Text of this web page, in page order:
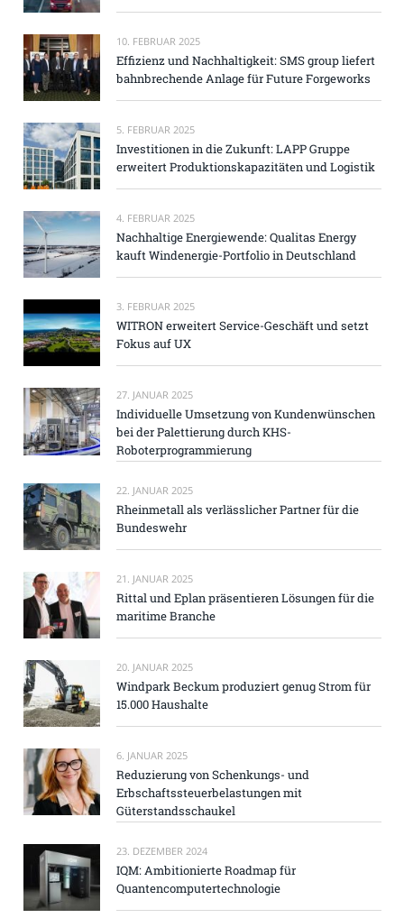
10. FEBRUAR 2025
Effizienz und Nachhaltigkeit: SMS group liefert
bahnbrechende Anlage für Future Forgeworks
5. FEBRUAR 2025
Investitionen in die Zukunft: LAPP Gruppe
erweitert Produktionskapazitäten und Logistik
4. FEBRUAR 2025
Nachhaltige Energiewende: Qualitas Energy
kauft Windenergie-Portfolio in Deutschland
3. FEBRUAR 2025
WITRON erweitert Service-Geschäft und setzt
Fokus auf UX
27. JANUAR 2025
Individuelle Umsetzung von Kundenwünschen
bei der Palettierung durch KHS-
Roboterprogrammierung
22. JANUAR 2025
Rheinmetall als verlässlicher Partner für die
Bundeswehr
21. JANUAR 2025
Rittal und Eplan präsentieren Lösungen für die
maritime Branche
20. JANUAR 2025
Windpark Beckum produziert genug Strom für
15.000 Haushalte
6. JANUAR 2025
Reduzierung von Schenkungs- und
Erbschaftssteuerbelastungen mit
Güterstandsschaukel
23. DEZEMBER 2024
IQM: Ambitionierte Roadmap für
Quantencomputertechnologie